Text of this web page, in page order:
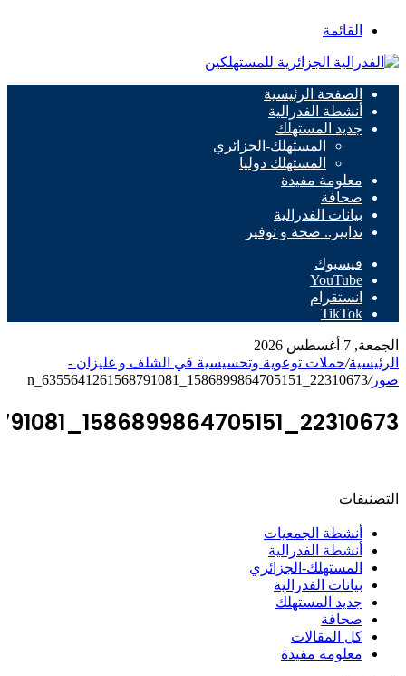
القائمة
الصفحة الرئيسية
أنشطة الفدرالية
جديد المستهلك
المستهلك-الجزائري
المستهلك دوليا
معلومة مفيدة
صحافة
بيانات الفدرالية
تدابير.. صحة و توفير
فيسبوك
‫YouTube
انستقرام
‫TikTok
الجمعة, 7 أغسطس 2026
الرئيسية/حملات توعوية وتحسيسية في الشلف و غليزان -
صور/
22310673_1586899864705151_6355641261568791081_n
22310673_1586899864705151_6355641261568791081_n
التصنيفات
أنشطة الجمعيات
أنشطة الفدرالية
المستهلك-الجزائري
بيانات الفدرالية
جديد المستهلك
صحافة
كل المقالات
معلومة مفيدة